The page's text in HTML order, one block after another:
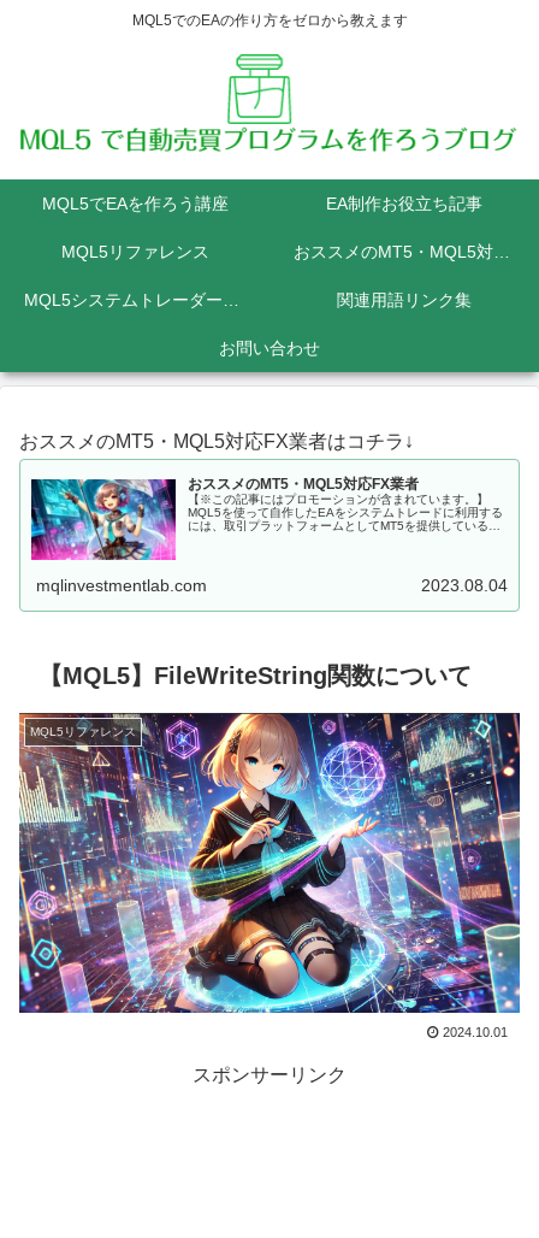
MQL5でのEAの作り方をゼロから教えます
MQL5でEAを作ろう講座 EA制作お役立ち記事
MQL5リファレンス おススメのMT5・MQL5対応FX業者
MQL5システムトレーダーの為のPython講座 関連用語リンク集
お問い合わせ
おススメのMT5・MQL5対応FX業者はコチラ↓
おススメのMT5・MQL5対応FX業者
【※この記事にはプロモーションが含まれています。】
MQL5を使って自作したEAをシステムトレードに利用する
には、取引プラットフォームとしてMT5を提供しているFX
mqlinvestmentlab.com 2023.08.04
【MQL5】FileWriteString関数について
MQL5リファレンス
2024.10.01
スポンサーリンク